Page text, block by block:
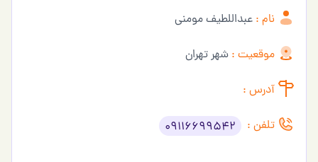
نام : عبداللطیف مومنی
موقعیت : شهر تهران
آدرس :
تلفن : 09116699542